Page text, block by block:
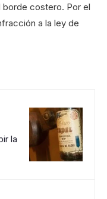
borde costero. Por el
a la ley de
la